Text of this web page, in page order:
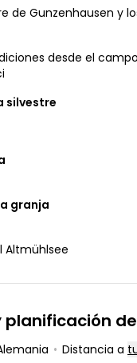
de Gunzenhausen y
desde el
silvestre
granja
Altmühlsee
planificación
• Distancia a